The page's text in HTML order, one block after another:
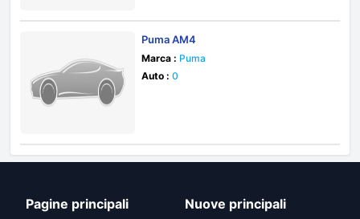
Puma AM4
Marca : Puma
Auto : 0
Pagine principali Nuove principali